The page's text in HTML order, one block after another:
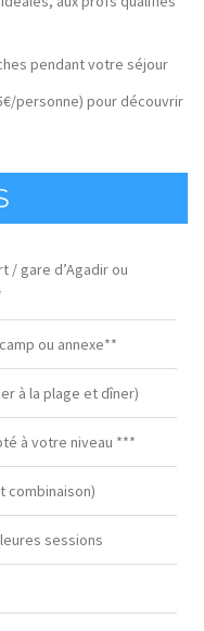
pendant votre séjour
personne) pour découvrir
/ gare d’Agadir ou
ou annexe**
à la plage et dîner)
à votre niveau ***
combinaison)
sessions